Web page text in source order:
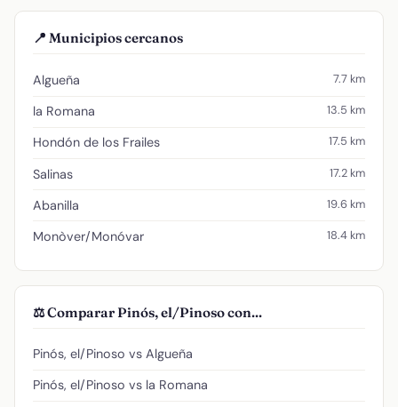
📍 Municipios cercanos
Algueña 7.7 km
la Romana 13.5 km
Hondón de los Frailes 17.5 km
Salinas 17.2 km
Abanilla 19.6 km
Monòver/Monóvar 18.4 km
⚖️ Comparar Pinós, el/Pinoso con...
Pinós, el/Pinoso vs Algueña
Pinós, el/Pinoso vs la Romana